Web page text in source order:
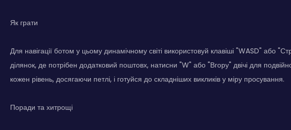
Як грати
Для навігації ботом у цьому динамічному світі використовуй клавіші "WASD" або
ділянок, де потрібен додатковий поштовх, натисни "W" або "Вгору" двічі для
кожен рівень, досягаючи петлі, і готуйся до складніших викликів у міру просування.
Поради та хитрощі